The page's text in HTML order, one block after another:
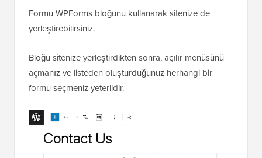
Formu WPForms bloğunu kullanarak sitenize de
yerleştirebilirsiniz.
Bloğu sitenize yerleştirdikten sonra, açılır menüsünü
açmanız ve listeden oluşturduğunuz herhangi bir
formu seçmeniz yeterlidir.